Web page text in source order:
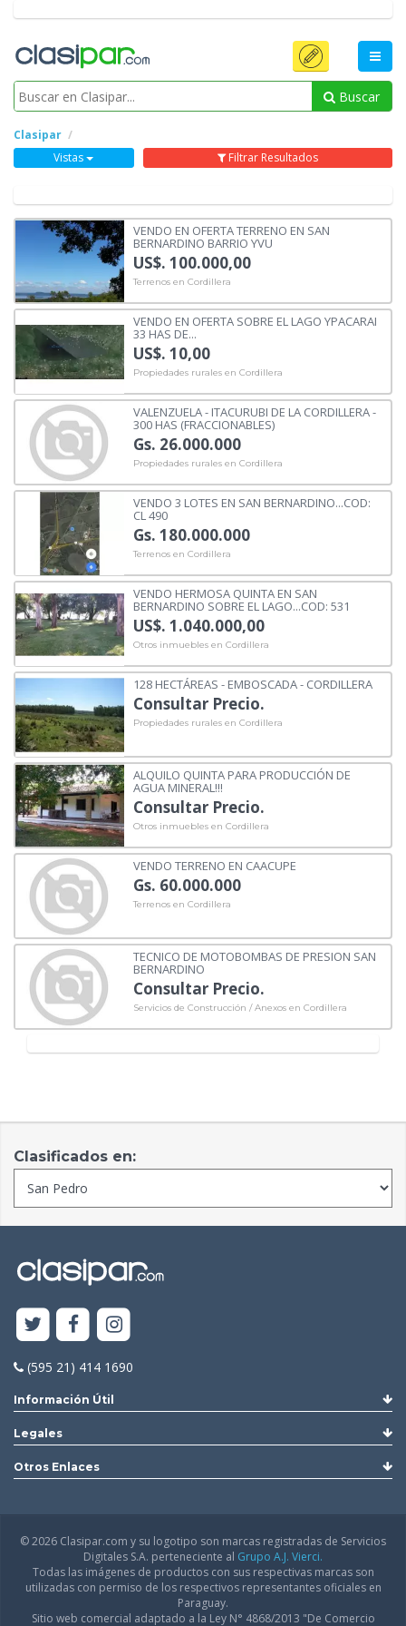
Buscar
Clasipar
Vistas
Filtrar Resultados
VENDO EN OFERTA TERRENO EN SAN
BERNARDINO BARRIO YVU
US$. 100.000,00
Terrenos en Cordillera
VENDO EN OFERTA SOBRE EL LAGO YPACARAI
33 HAS DE...
US$. 10,00
Propiedades rurales en Cordillera
VALENZUELA - ITACURUBI DE LA CORDILLERA -
300 HAS (FRACCIONABLES)
Gs. 26.000.000
Propiedades rurales en Cordillera
VENDO 3 LOTES EN SAN BERNARDINO...COD:
CL 490
Gs. 180.000.000
Terrenos en Cordillera
VENDO HERMOSA QUINTA EN SAN
BERNARDINO SOBRE EL LAGO...COD: 531
US$. 1.040.000,00
Otros inmuebles en Cordillera
128 HECTÁREAS - EMBOSCADA - CORDILLERA
Consultar Precio.
Propiedades rurales en Cordillera
ALQUILO QUINTA PARA PRODUCCIÓN DE
AGUA MINERAL!!!
Consultar Precio.
Otros inmuebles en Cordillera
VENDO TERRENO EN CAACUPE
Gs. 60.000.000
Terrenos en Cordillera
TECNICO DE MOTOBOMBAS DE PRESION SAN
BERNARDINO
Consultar Precio.
Servicios de Construcción / Anexos en Cordillera
Clasificados en:
(595 21) 414 1690
Información Útil
Legales
Otros Enlaces
© 2026 Clasipar.com y su logotipo son marcas registradas de Servicios
Digitales S.A. perteneciente al Grupo A.J. Vierci.
Todas las imágenes de productos con sus respectivas marcas son
utilizadas con permiso de los respectivos representantes oficiales en
Paraguay.
Sitio web comercial adaptado a la Ley N° 4868/2013 "De Comercio